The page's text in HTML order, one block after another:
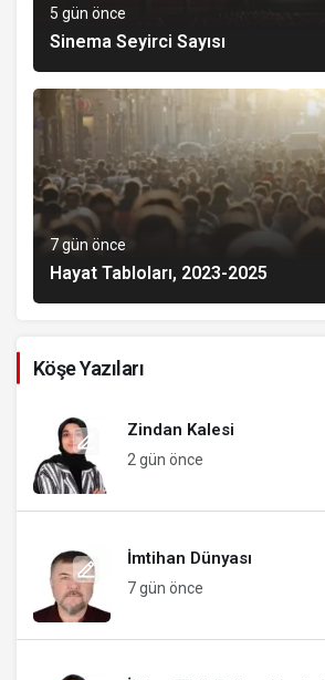
5 gün önce
Sinema Seyirci Sayısı
7 gün önce
Hayat Tabloları, 2023-2025
Köşe Yazıları
Zindan Kalesi
2 gün önce
İmtihan Dünyası
7 gün önce